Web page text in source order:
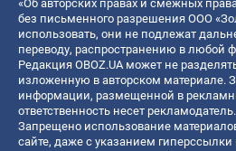
«Об авторских правах и смежных
без письменного разрешения ООО
использовать, они не подлежат
переводу, распространению в любой
Редакция OBOZ.UA может не
изложенную в авторском материале.
информации, размещенной в
ответственность несет рекламодатель.
Запрещено использование
сайте, даже с указанием гиперссылки